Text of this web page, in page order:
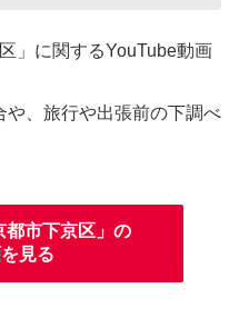
」に関するYouTube動画
や、旅行や出張前の下調べ
市下京区」の
見る